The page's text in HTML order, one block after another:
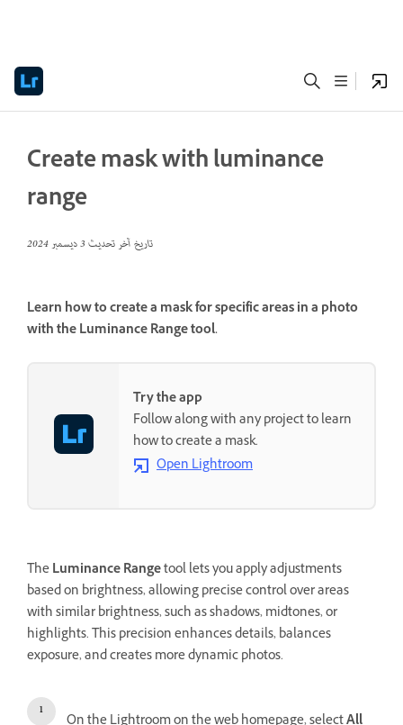
Create mask with luminance
range
تاريخ آخر تحديث3 ديسمبر 2024
Learn how to create a mask for specific areas in a photo
with theLuminance Rangetool.
Try the app
Follow along with any project to learn
how to create a mask.
Open Lightroom
TheLuminance Rangetool lets you apply adjustments
based on brightness, allowing precise control over areas
with similar brightness, such as shadows, midtones, or
highlights. This precision enhances details, balances
exposure, and creates more dynamic photos.